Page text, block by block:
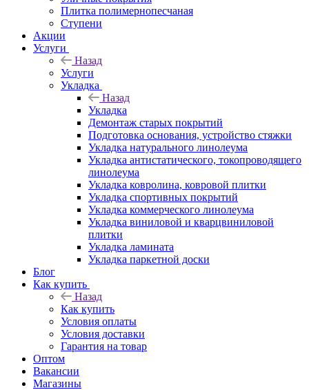
Плитка полимернопесчаная
Ступени
Акции
Услуги
Назад
Услуги
Укладка
Назад
Укладка
Демонтаж старых покрытий
Подготовка основания, устройство стяжки
Укладка натурального линолеума
Укладка антистатического, токопроводящего
линолеума
Укладка ковролина, ковровой плитки
Укладка спортивных покрытий
Укладка коммерческого линолеума
Укладка виниловой и кварцвиниловой
плитки
Укладка ламината
Укладка паркетной доски
Блог
Как купить
Назад
Как купить
Условия оплаты
Условия доставки
Гарантия на товар
Оптом
Вакансии
Магазины